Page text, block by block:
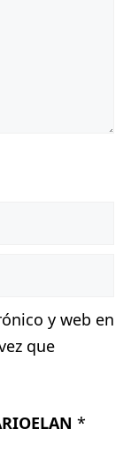
y web en
que
*